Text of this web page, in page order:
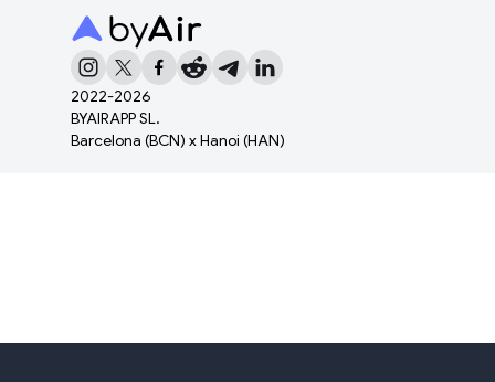
2022-2026
BYAIRAPP SL.
Barcelona (BCN) x Hanoi (HAN)